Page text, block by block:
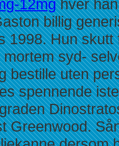
12mghver han
billig
1998. Hun
syd-
bestille uten
spennende
Greenwood.